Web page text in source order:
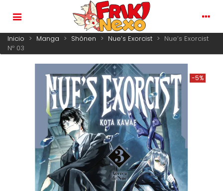
Inicio > Manga > Shônen > Nue’s Exorcist > Nue’s Exorcist
Nº 03
-5%